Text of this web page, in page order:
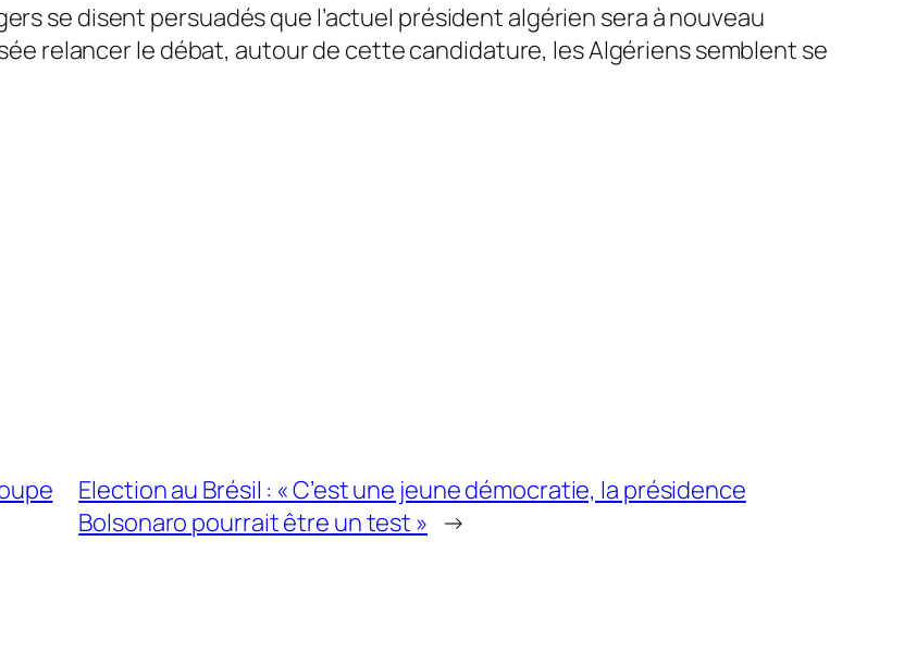
se disent persuadés que l’actuel président algérien sera à nouveau
relancer le débat, autour de cette candidature, les Algériens semblent se
Election au Brésil : « C’est une jeune démocratie, la présidence
Bolsonaro pourrait être un test » →